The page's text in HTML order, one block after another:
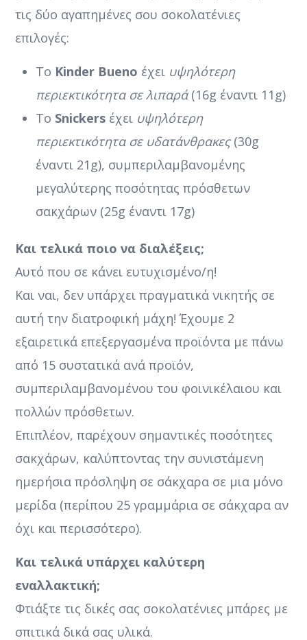
τις δύο αγαπημένες σου σοκολατένιες
επιλογές:
Το Kinder Bueno έχει υψηλότερη
περιεκτικότητα σε λιπαρά(16g έναντι 11g)
Το Snickers έχει υψηλότερη
περιεκτικότητα σε υδατάνθρακες(30g
έναντι 21g), συμπεριλαμβανομένης
μεγαλύτερης ποσότητας πρόσθετων
σακχάρων (25g έναντι 17g)
Και τελικά ποιο να διαλέξεις;
Αυτό που σε κάνει ευτυχισμένο/η!
Και ναι, δεν υπάρχει πραγματικά νικητής σε
αυτή την διατροφική μάχη! Έχουμε 2
εξαιρετικά επεξεργασμένα προϊόντα με πάνω
από 15 συστατικά ανά προϊόν,
συμπεριλαμβανομένου του φοινικέλαιου και
πολλών πρόσθετων.
Επιπλέον, παρέχουν σημαντικές ποσότητες
σακχάρων, καλύπτοντας την συνιστάμενη
ημερήσια πρόσληψη σε σάκχαρα σε μια μόνο
μερίδα (περίπου 25 γραμμάρια σε σάκχαρα αν
όχι και περισσότερο).
Και τελικά υπάρχει καλύτερη
εναλλακτική;
Φτιάξτε τις δικές σας σοκολατένιες μπάρες με
σπιτικά δικά σας υλικά.